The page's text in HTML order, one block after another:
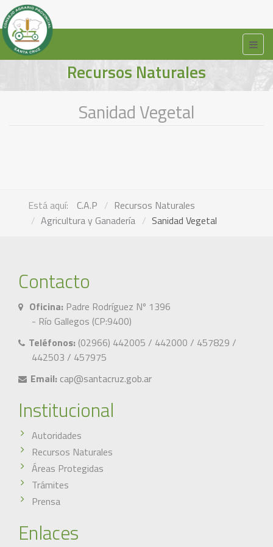
Recursos Naturales
Sanidad Vegetal
Está aquí: C.A.P
Recursos Naturales
Agricultura y Ganadería
Sanidad Vegetal
Contacto
Oficina: Padre Rodríguez Nº 1396
- Río Gallegos (CP:9400)
Teléfonos: (02966) 442005 / 442000 / 457829 /
442503 / 457975
Email: cap@santacruz.gob.ar
Institucional
Autoridades
Recursos Naturales
Áreas Protegidas
Trámites
Prensa
Enlaces